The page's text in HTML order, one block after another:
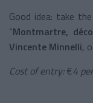
Good idea: take
“Montmartre,
Vincente Minnelli,
Cost of entry:€4